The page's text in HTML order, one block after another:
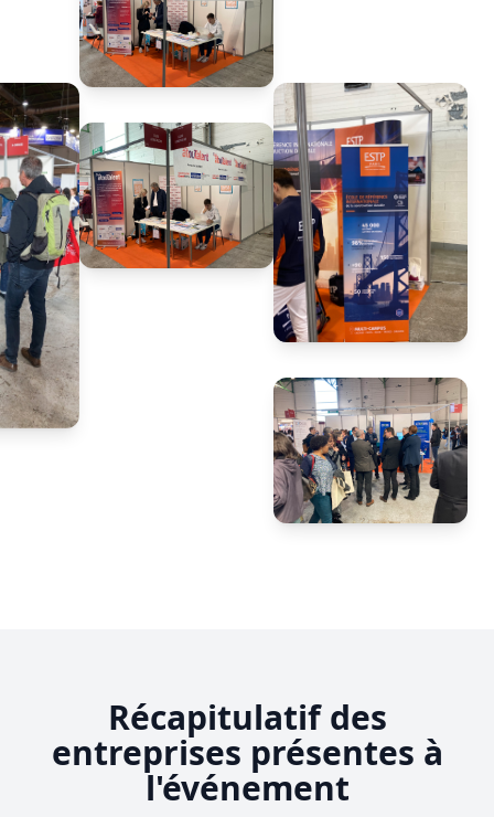
Récapitulatif des
entreprises présentes à
l'événement